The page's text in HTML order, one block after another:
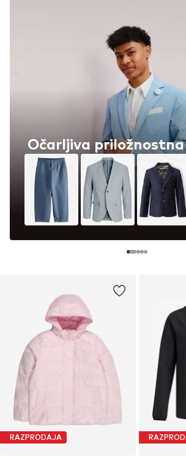
Očarljiva
RAZPRODAJA